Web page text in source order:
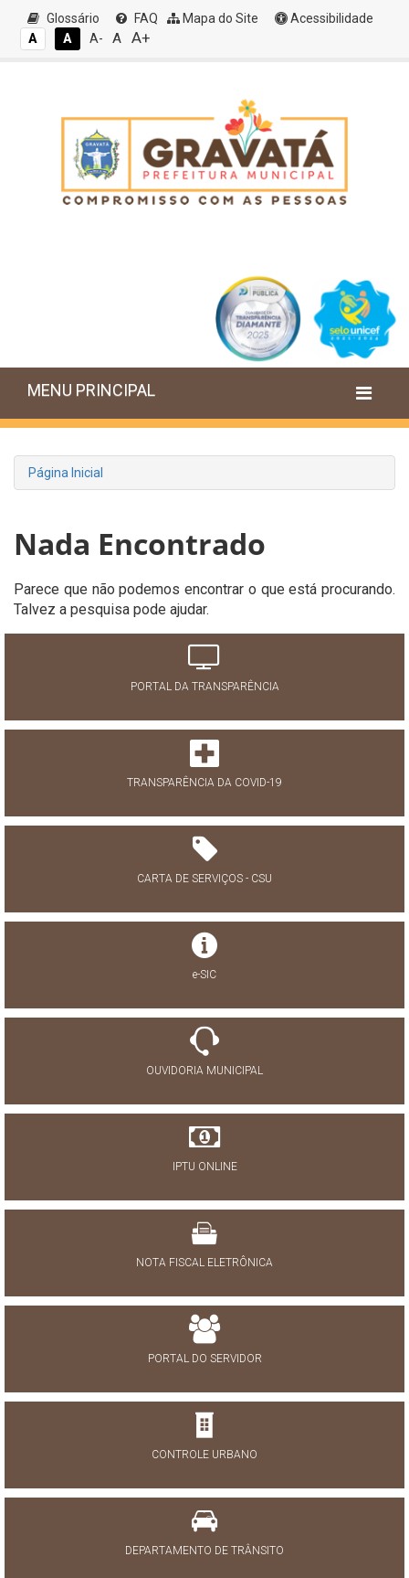
Glossário FAQ Mapa do Site
Acessibilidade
A
A A- A A+
MENU PRINCIPAL
Página Inicial
Nada Encontrado
Parece que não podemos encontrar o que está procurando.
Talvez a pesquisa pode ajudar.
PORTAL DA TRANSPARÊNCIA
TRANSPARÊNCIA DA COVID-19
CARTA DE SERVIÇOS - CSU
e-SIC
OUVIDORIA MUNICIPAL
IPTU ONLINE
NOTA FISCAL ELETRÔNICA
PORTAL DO SERVIDOR
CONTROLE URBANO
DEPARTAMENTO DE TRÂNSITO